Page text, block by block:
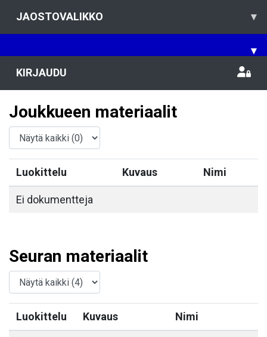
JAOSTOVALIKKO ▾
▾
KIRJAUDU
Joukkueen materiaalit
Luokittelu Kuvaus Nimi
Ei dokumentteja
Seuran materiaalit
Luokittelu Kuvaus Nimi